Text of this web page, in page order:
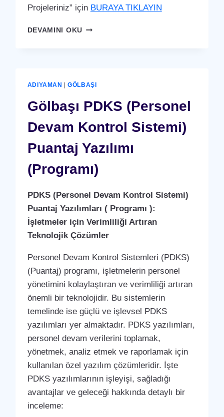
Projeleriniz” için BURAYA TIKLAYIN
DEVAMINI OKUGÖLBAŞI
ADIYAMAN |GÖLBAŞI
Gölbaşı PDKS (Personel
Devam Kontrol Sistemi)
Puantaj Yazılımı
(Programı)
PDKS (Personel Devam Kontrol Sistemi)
Puantaj Yazılımları ( Programı ):
İşletmeler için Verimliliği Artıran
Teknolojik Çözümler
Personel Devam Kontrol Sistemleri (PDKS)
(Puantaj) programı, işletmelerin personel
yönetimini kolaylaştıran ve verimliliği artıran
önemli bir teknolojidir. Bu sistemlerin
temelinde ise güçlü ve işlevsel PDKS
yazılımları yer almaktadır. PDKS yazılımları,
personel devam verilerini toplamak,
yönetmek, analiz etmek ve raporlamak için
kullanılan özel yazılım çözümleridir. İşte
PDKS yazılımlarının işleyişi, sağladığı
avantajlar ve geleceği hakkında detaylı bir
inceleme: